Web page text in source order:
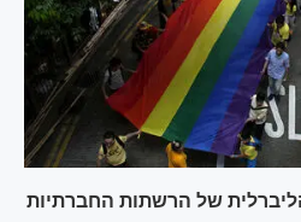
של הרשתות החברתיות